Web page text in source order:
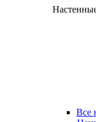
Все